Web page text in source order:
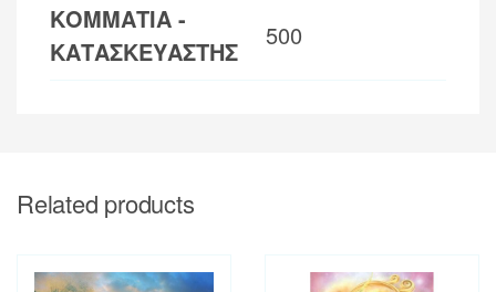
ΚΟΜΜΑΤΙΑ -
ΚΑΤΑΣΚΕΥΑΣΤΗΣ
500
Related products